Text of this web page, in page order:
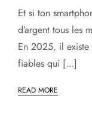
Et si ton
d’argent tous les
En 2025, il existe
fiables qui […]
READ MORE